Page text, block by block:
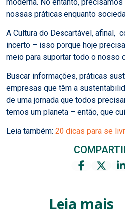
moderna. No entanto,
nossas práticas enquanto
A Cultura do Descartável, afinal,
incerto – isso porque hoje
meio para suportar todo o nosso
Buscar informações, práticas
empresas que têm a
de uma jornada que todos
temos um planeta – então, que
Leia também:20 dicas para se
Leia mais